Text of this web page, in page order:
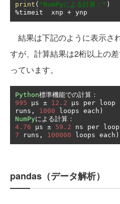
print ( "NumPyによる計算：" )
%timeit  xnp + ynp
結果は下記のように表示さ
すが、計算結果は2桁以上の
っています。
Python標準機能での計算：
995
µs ± 12.2 µs per loop
runs , 1000 loops each )
NumPyによる計算：
4.76
µs ± 59.2 ns per loop
7 runs , 100000 loops each )
pandas（データ解析）